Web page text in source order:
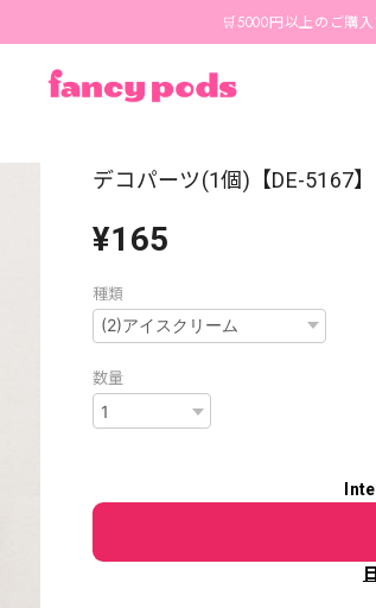
🛒5000円以上のご購入で送料
デコパーツ(1個)【DE-5167】
¥165
種類
数量